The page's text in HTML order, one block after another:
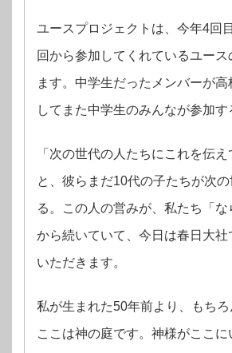
ユースプロジェクトは、今年4回
回から参加してくれているユー
ます。中学生だったメンバーが
してまた中学生のみんなが参加す
「次の世代の人たちにこれを伝え
と、彼らまだ10代の子たちが次
る。この人の営みが、私たち「な
から続いていて、今日は春日大社
いただきます。
私が生まれた50年前より、もち
ここは神の庭です。神様がここ